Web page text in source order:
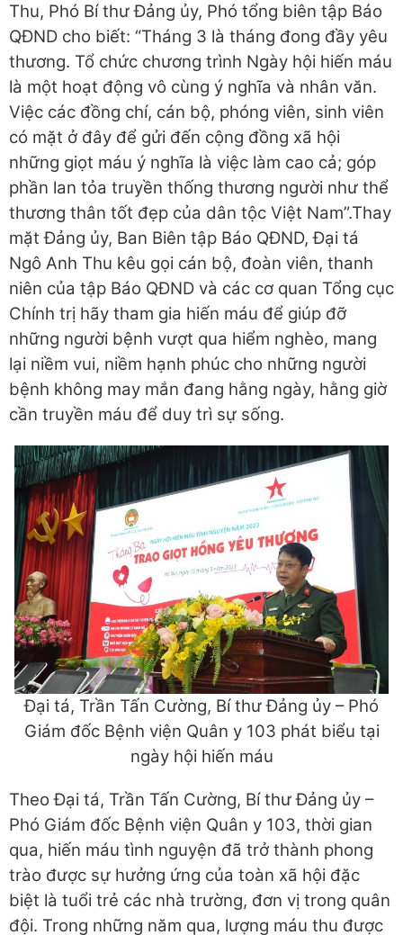
Thu, Phó Bí thư Đảng ủy, Phó tổng biên tập Báo
QĐND cho biết: “Tháng 3 là tháng đong đầy yêu
thương. Tổ chức chương trình Ngày hội hiến máu
là một hoạt động vô cùng ý nghĩa và nhân văn.
Việc các đồng chí, cán bộ, phóng viên, sinh viên
có mặt ở đây để gửi đến cộng đồng xã hội
những giọt máu ý nghĩa là việc làm cao cả; góp
phần lan tỏa truyền thống thương người như thể
thương thân tốt đẹp của dân tộc Việt Nam”.Thay
mặt Đảng ủy, Ban Biên tập Báo QĐND, Đại tá
Ngô Anh Thu kêu gọi cán bộ, đoàn viên, thanh
niên của tập Báo QĐND và các cơ quan Tổng cục
Chính trị hãy tham gia hiến máu để giúp đỡ
những người bệnh vượt qua hiểm nghèo, mang
lại niềm vui, niềm hạnh phúc cho những người
bệnh không may mắn đang hằng ngày, hằng giờ
cần truyền máu để duy trì sự sống.
Đại tá, Trần Tấn Cường, Bí thư Đảng ủy – Phó
Giám đốc Bệnh viện Quân y 103 phát biểu tại
ngày hội hiến máu
Theo Đại tá, Trần Tấn Cường, Bí thư Đảng ủy –
Phó Giám đốc Bệnh viện Quân y 103, thời gian
qua, hiến máu tình nguyện đã trở thành phong
trào được sự hưởng ứng của toàn xã hội đặc
biệt là tuổi trẻ các nhà trường, đơn vị trong quân
đội. Trong những năm qua, lượng máu thu được